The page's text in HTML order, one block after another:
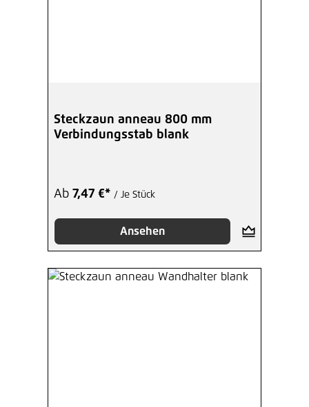
Steckzaun anneau 800 mm
Verbindungsstab blank
Ab 7,47 €* / Je Stück
Ansehen